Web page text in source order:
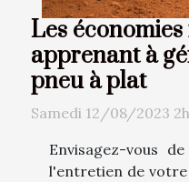
Les
apprenant à
pneu à plat
Samedi 12/08/2023 2h
Envisagez-vous
l'entretien de votre